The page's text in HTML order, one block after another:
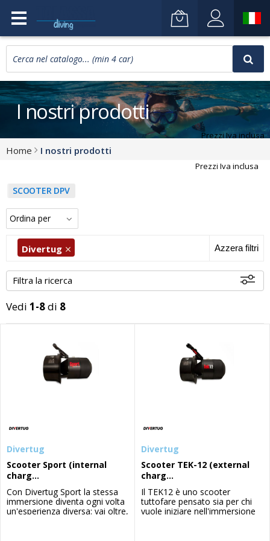
I nostri prodotti
Prezzi Iva inclusa
Home I nostri prodotti
Prezzi Iva inclusa
SCOOTER DPV
Divertug Azzera filtri
Filtra la ricerca
Disponibili
Vedi 1-8di 8
Divertug
Scooter Sport (internal
charg...
Con Divertug Sport la stessa
immersione diventa ogni volta
un'esperienza diversa: vai oltre,
Divertug
Scooter TEK-12 (external
charg...
Il TEK12 è uno scooter
tuttofare pensato sia per chi
vuole iniziare nell'immersione